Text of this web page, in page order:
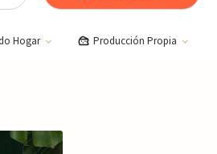
Hogar Producción Propia